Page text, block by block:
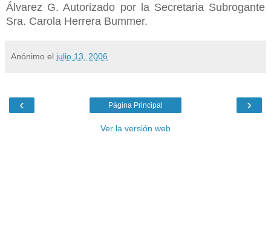
Álvarez G. Autorizado por la Secretaria Subrogante
Sra. Carola Herrera Bummer.
Anónimo el julio 13, 2006
‹ ›
Página Principal
Ver la versión web